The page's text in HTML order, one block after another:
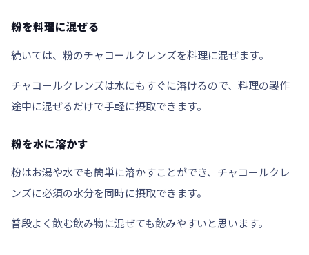
粉を料理に混ぜる
続いては、粉のチャコールクレンズを料理に混ぜます。
チャコールクレンズは水にもすぐに溶けるので、料理の製作
途中に混ぜるだけで手軽に摂取できます。
粉を水に溶かす
粉はお湯や水でも簡単に溶かすことができ、チャコールクレ
ンズに必須の水分を同時に摂取できます。
普段よく飲む飲み物に混ぜても飲みやすいと思います。